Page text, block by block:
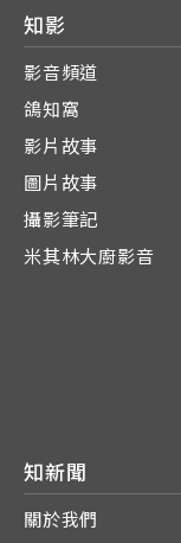
知影
影音頻道
鴿知窩
影片故事
圖片故事
攝影筆記
米其林大廚影音
知新聞
關於我們